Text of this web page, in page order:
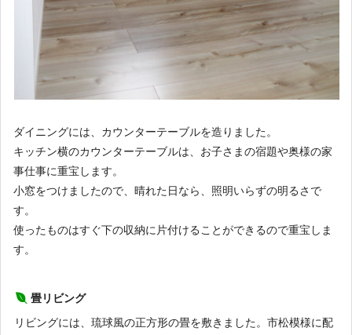
ダイニングには、カウンターテーブルを造りました。
キッチン横のカウンターテーブルは、お子さまの宿題や奥様の家
事仕事に重宝します。
小窓をつけましたので、晴れた日なら、照明いらずの明るさで
す。
使ったものはすぐ下の収納に片付けることができるので重宝しま
す。
畳リビング
リビングには、琉球風の正方形の畳を敷きました。市松模様に配